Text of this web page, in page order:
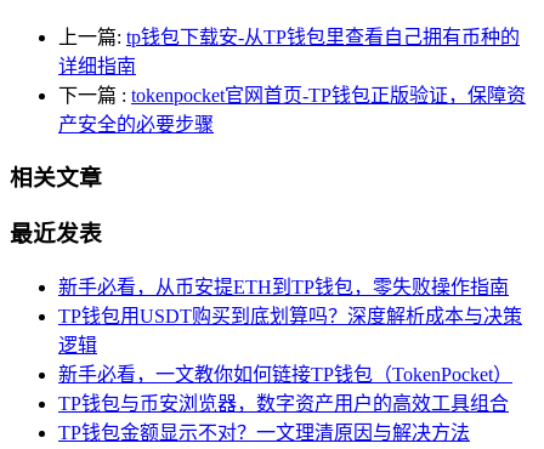
上一篇: tp钱包下载安-从TP钱包里查看自己拥有币种的
详细指南
下一篇 : tokenpocket官网首页-TP钱包正版验证，保障资
产安全的必要步骤
相关文章
最近发表
新手必看，从币安提ETH到TP钱包，零失败操作指南
TP钱包用USDT购买到底划算吗？深度解析成本与决策
逻辑
新手必看，一文教你如何链接TP钱包（TokenPocket）
TP钱包与币安浏览器，数字资产用户的高效工具组合
TP钱包金额显示不对？一文理清原因与解决方法